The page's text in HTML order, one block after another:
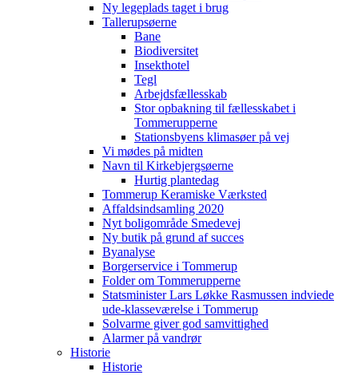
Ny legeplads taget i brug
Tallerupsøerne
Bane
Biodiversitet
Insekthotel
Tegl
Arbejdsfællesskab
Stor opbakning til fællesskabet i
Tommerupperne
Stationsbyens klimasøer på vej
Vi mødes på midten
Navn til Kirkebjergsøerne
Hurtig plantedag
Tommerup Keramiske Værksted
Affaldsindsamling 2020
Nyt boligområde Smedevej
Ny butik på grund af succes
Byanalyse
Borgerservice i Tommerup
Folder om Tommerupperne
Statsminister Lars Løkke Rasmussen indviede
ude-klasseværelse i Tommerup
Solvarme giver god samvittighed
Alarmer på vandrør
Historie
Historie